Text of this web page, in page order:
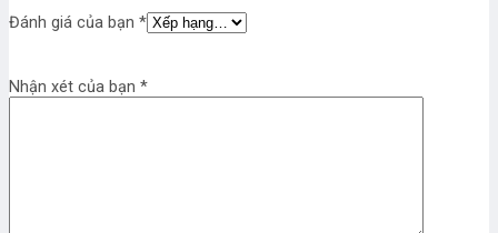
Đánh giá của bạn *
Nhận xét của bạn *